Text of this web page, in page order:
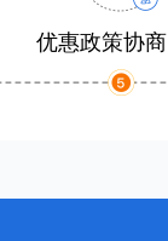
优惠政策协商